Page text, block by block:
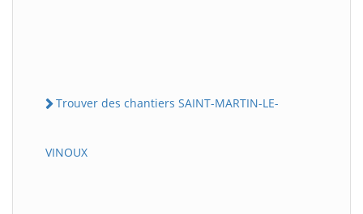
Trouver des chantiers SAINT-MARTIN-LE-
VINOUX